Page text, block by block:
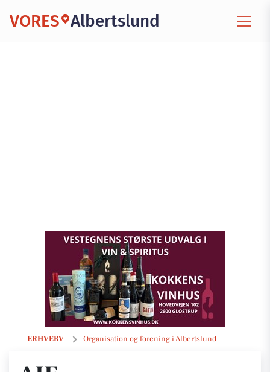
VORES Albertslund
ERHVERV Organisation og forening i Albertslund
AIF Hovedafdeling